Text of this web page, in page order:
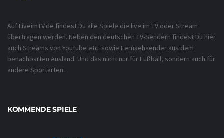
Auf LiveimTV.de findest Du alle Spiele die live im TV oder Stream
übertragen werden. Neben den deutschen TV-Sendern findest Du hier
auch Streams von Youtube etc. sowie Fernsehsender aus dem
benachbarten Ausland. Und das nicht nur für Fußball, sondern auch für
andere Sportarten.
KOMMENDE SPIELE